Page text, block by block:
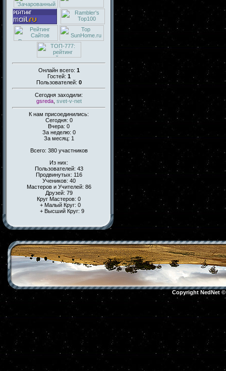
Онлайн всего: 1
Гостей: 1
Пользователей: 0
Сегодня заходили:
gsreda, svet-v-net
К нам присоединились:
Сегодня: 0
Вчера: 0
За неделю: 0
За месяц: 1
Всего: 380 участников
Из них:
Пользователей: 43
Продвинутых: 116
Учеников: 40
Мастеров и Учителей: 86
Друзей: 79
Круг Мастеров: 0
+ Малый Круг: 0
+ Высший Круг: 9
Copyright NedNet